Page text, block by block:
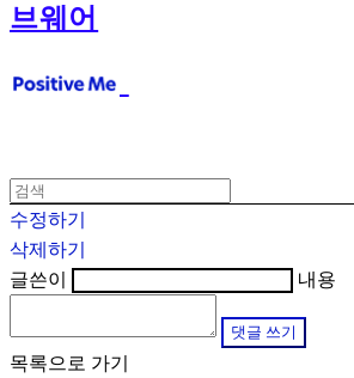
브웨어
수정하기
삭제하기
글쓴이
내용
댓글 쓰기
목록으로 가기